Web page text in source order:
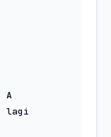
A
lagi